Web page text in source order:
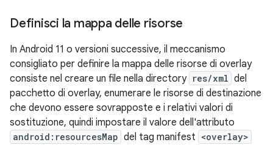
Definisci la mappa delle risorse
In Android 11 o versioni successive, il meccanismo
consigliato per definire la mappa delle risorse di overlay
consiste nel creare un file nella directory res/xml del
pacchetto di overlay, enumerare le risorse di destinazione
che devono essere sovrapposte e i relativi valori di
sostituzione, quindi impostare il valore dell'attributo
android:resourcesMap del tag manifest <overlay>